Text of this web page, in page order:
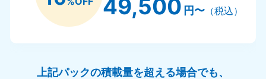
49,500 円〜（税込）
上記パックの積載量を超える場合でも、